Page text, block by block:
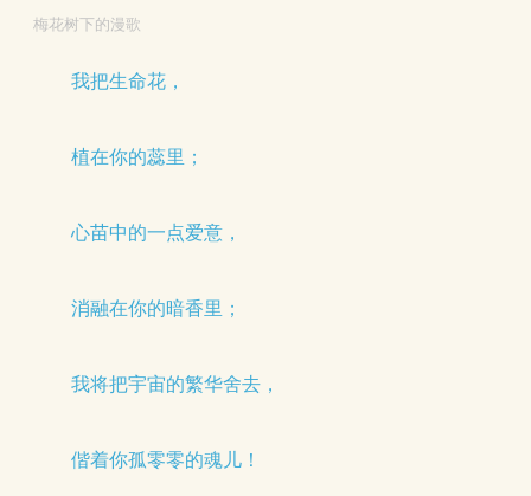
梅花树下的漫歌
我把生命花，
植在你的蕊里；
心苗中的一点爱意，
消融在你的暗香里；
我将把宇宙的繁华舍去，
偕着你孤零零的魂儿！